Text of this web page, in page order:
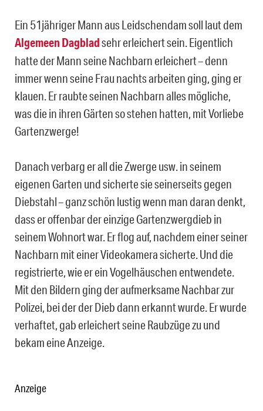
Ein 51jähriger Mann aus Leidschendam soll laut dem
Algemeen Dagbladsehr erleichert sein. Eigentlich
hatte der Mann seine Nachbarn erleichert – denn
immer wenn seine Frau nachts arbeiten ging, ging er
klauen. Er raubte seinen Nachbarn alles mögliche,
was die in ihren Gärten so stehen hatten, mit Vorliebe
Gartenzwerge!
Danach verbarg er all die Zwerge usw. in seinem
eigenen Garten und sicherte sie seinerseits gegen
Diebstahl – ganz schön lustig wenn man daran denkt,
dass er offenbar der einzige Gartenzwergdieb in
seinem Wohnort war. Er flog auf, nachdem einer seiner
Nachbarn mit einer Videokamera sicherte. Und die
registrierte, wie er ein Vogelhäuschen entwendete.
Mit den Bildern ging der aufmerksame Nachbar zur
Polizei, bei der der Dieb dann erkannt wurde. Er wurde
verhaftet, gab erleichert seine Raubzüge zu und
bekam eine Anzeige.
Anzeige